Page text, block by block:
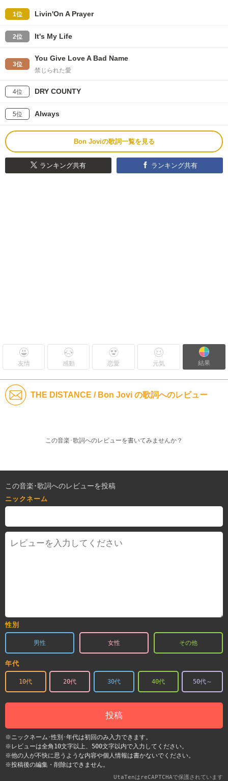
1位 Livin'On A Prayer
2位 It's My Life
3位
You Give Love A Bad Name
禁じられた愛
4位 DRY COUNTY
5位 Always
Bon Joviの歌詞一覧を見る
ランキング共有 ランキング共有
友情 感動 恋愛 元気 結果
THE DISTANCE / Bon Jovi の歌詞へのレビュー
この音楽･歌詞へのレビューを書いてみませんか？
この音楽･歌詞へのレビューを投稿
ニックネーム
性別
男性 女性 その他
年代
10代 20代 30代 40代 50代～
投稿
※ニックネーム･性別･年代は初回のみ入力できます。
※レビューは全角10文字以上、500文字以内で入力してください。
※他の人が不快に思うような内容や個人情報は書かないでください。
※投稿後の編集・削除はできません。
UtaTenはreCAPTCHAで保護されています